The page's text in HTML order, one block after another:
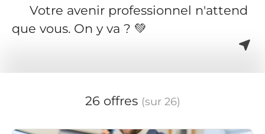
Votre avenir professionnel n'attend
que vous. On y va ? 💚
26 offres (sur 26)